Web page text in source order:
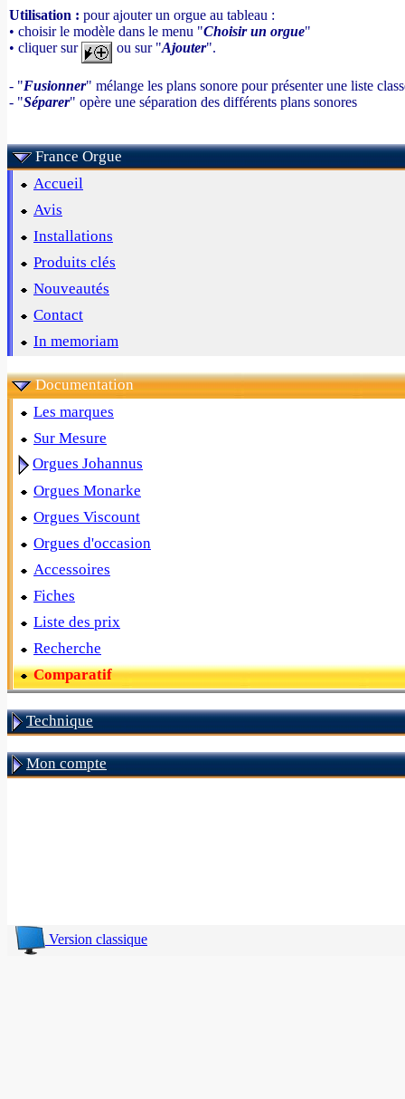
Utilisation : pour ajouter un orgue au tableau :
• choisir le modèle dans le menu "Choisir un orgue"
• cliquer sur
ou sur "Ajouter".
- "Fusionner" mélange les plans sonore pour présenter une liste
- "Séparer" opère une séparation des différents plans sonores
France Orgue
Accueil
Avis
Installations
Produits clés
Nouveautés
Contact
In memoriam
Documentation
Les marques
Sur Mesure
Orgues Johannus
Orgues Monarke
Orgues Viscount
Orgues d'occasion
Accessoires
Fiches
Liste des prix
Recherche
Comparatif
Technique
Mon compte
Version classique